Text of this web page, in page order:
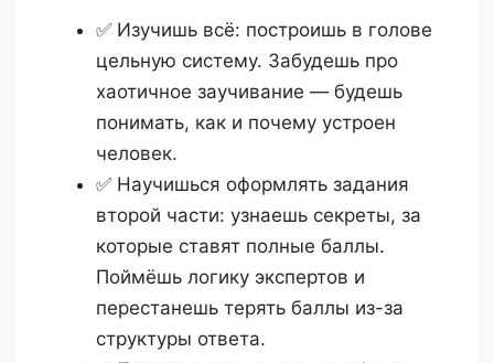
✅ Изучишь всё: построишь в голове
цельную систему. Забудешь про
хаотичное заучивание — будешь
понимать, как и почему устроен
человек.
✅ Научишься оформлять задания
второй части: узнаешь секреты, за
которые ставят полные баллы.
Поймёшь логику экспертов и
перестанешь терять баллы из-за
структуры ответа.